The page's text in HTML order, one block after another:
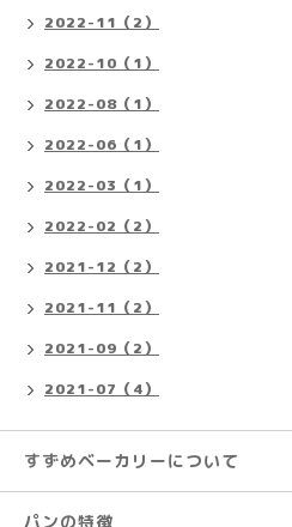
2022-11（2）
2022-10（1）
2022-08（1）
2022-06（1）
2022-03（1）
2022-02（2）
2021-12（2）
2021-11（2）
2021-09（2）
2021-07（4）
すずめベーカリーについて
パンの特徴